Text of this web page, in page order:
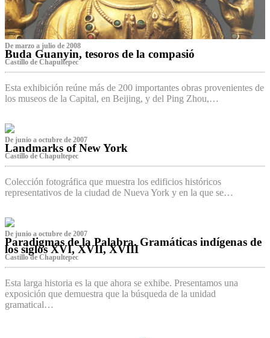
De marzo a julio de 2008
Buda Guanyin, tesoros de la compasió
Castillo de Chapultepec
Esta exhibición reúne más de 200 importantes obras provenientes de
los museos de la Capital, en Beijing, y del Ping Zhou,…
De junio a octubre de 2007
Landmarks of New York
Castillo de Chapultepec
Colección fotográfica que muestra los edificios históricos
representativos de la ciudad de Nueva York y en la que se…
De junio a octubre de 2007
Paradigmas de la Palabra. Gramáticas indígenas de
los siglos XVI, XVII, XVIII
Castillo de Chapultepec
Esta larga historia es la que ahora se exhibe. Presentamos una
exposición que demuestra que la búsqueda de la unidad
gramatical…